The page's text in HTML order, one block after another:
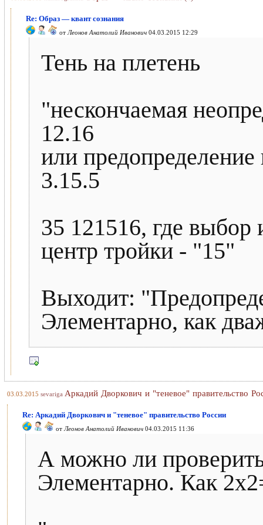
Re: Образ — квант сознания
от Леонов Анатолий Иванович 04.03.2015 12:29
Тень на плетень
"нескончаемая
12.16
или предопределение
3.15.5
35 121516, где
центр тройки - "15"
Выходит:
Элементарно, как
03.03.2015 sevariga Аркадий Дворкович и "теневое" правительство
Re: Аркадий Дворкович и "теневое" правительство России
от Леонов Анатолий Иванович 04.03.2015 11:36
А можно ли
Элементарно. Как